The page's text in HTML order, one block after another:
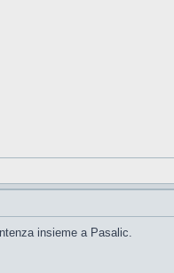
insieme a Pasalic.